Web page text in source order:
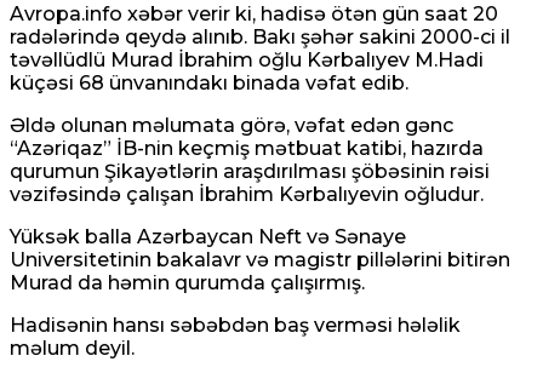
Avropa.info xəbər verir ki, hadisə ötən gün saat 20
radələrində qeydə alınıb. Bakı şəhər sakini 2000-ci il
təvəllüdlü Murad İbrahim oğlu Kərbalıyev M.Hadi
küçəsi 68 ünvanındakı binada vəfat edib.
Əldə olunan məlumata görə, vəfat edən gənc
“Azəriqaz” İB-nin keçmiş mətbuat katibi, hazırda
qurumun Şikayətlərin araşdırılması şöbəsinin rəisi
vəzifəsində çalışan İbrahim Kərbalıyevin oğludur.
Yüksək balla Azərbaycan Neft və Sənaye
Universitetinin bakalavr və magistr pillələrini bitirən
Murad da həmin qurumda çalışırmış.
Hadisənin hansı səbəbdən baş verməsi hələlik
məlum deyil.